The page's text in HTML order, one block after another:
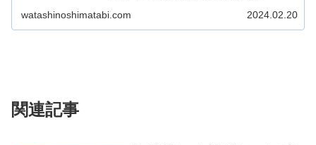
しました！ 【結論】Booking.comがおすす...
watashinoshimatabi.com 2024.02.20
関連記事